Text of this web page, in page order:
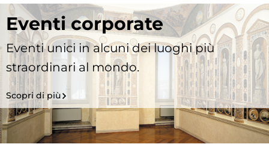
Eventi corporate
Eventi unici in alcuni dei luoghi più
straordinari al mondo.
Scopri di più